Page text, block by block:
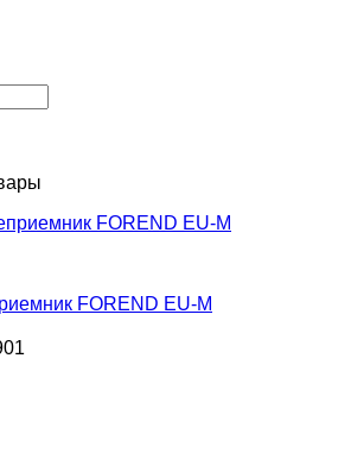
FOREND EU-М